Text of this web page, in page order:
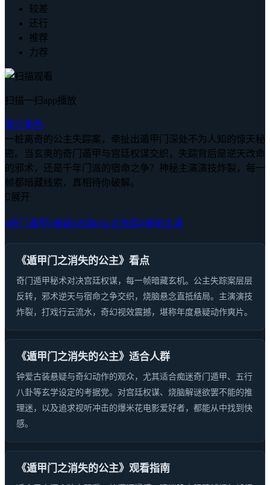
较差
还行
推荐
力荐
扫描一扫app播放
简介角色
一桩离奇的公主失踪案，牵扯出遁甲门深处不为人知的惊天秘
密。当玄奥的奇门遁甲与宫廷权谋交织，失踪背后是逆天改命
的邪术，还是千年门派的宿命之争？神秘主演演技炸裂，每一
帧都暗藏线索，真相待你破解。
 展开
#奇门遁甲#悬疑#古装#公主失踪#神秘主演
《遁甲门之消失的公主》看点
奇门遁甲秘术对决宫廷权谋，每一帧暗藏玄机。公主失踪案层层
反转，邪术逆天与宿命之争交织，烧脑悬念直抵结局。主演演技
炸裂，打戏行云流水，奇幻视效震撼，堪称年度悬疑动作爽片。
《遁甲门之消失的公主》适合人群
钟爱古装悬疑与奇幻动作的观众，尤其适合痴迷奇门遁甲、五行
八卦等玄学设定的考据党。对宫廷权谋、烧脑解谜欲罢不能的推
理迷，以及追求视听冲击的爆米花电影爱好者，都能从中找到快
感。
《遁甲门之消失的公主》观看指南